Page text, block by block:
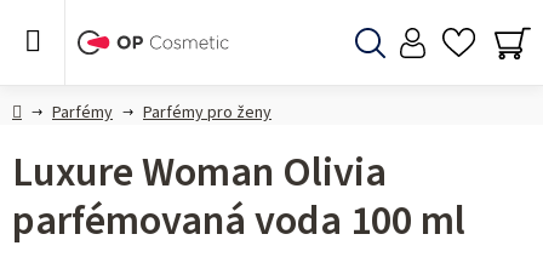
DomůParfémy Parfémy pro ženy
Luxure Woman Olivia
parfémovaná voda 100 ml